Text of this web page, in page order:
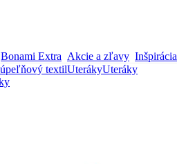
Bonami Extra Akcie a zľavy Inšpirácia
textilUterákyUteráky